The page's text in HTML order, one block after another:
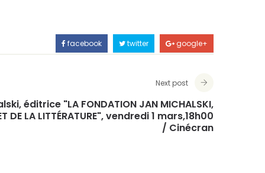
facebook twitter google+
Next post
éditrice "LA FONDATION JAN MICHALSKI,
ET DE LA LITTÉRATURE", vendredi 1 mars,18h00
/ Cinécran